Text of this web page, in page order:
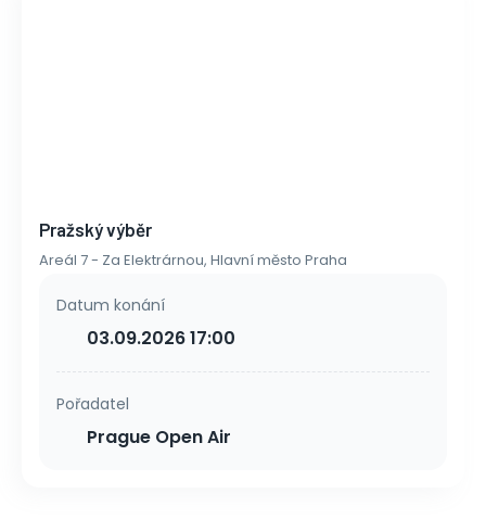
Pražský výběr
Areál 7 - Za Elektrárnou, Hlavní město Praha
Datum konání
03.09.2026 17:00
Pořadatel
Prague Open Air